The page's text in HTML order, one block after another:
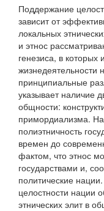
Поддержание
зависит от
локальных
и этнос
генезиса, в
жизнедеятельности
принципиальные
указывает наличие
общности:
примордиализма.
полиэтничность
времен до
фактом, что этнос
государствами и,
политические
целостности нации
этнических элит в